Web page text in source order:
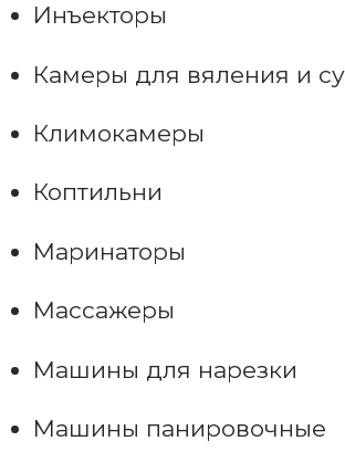
Инъекторы
Камеры для вяления и
Климокамеры
Коптильни
Маринаторы
Массажеры
Машины для нарезки
Машины панировочные